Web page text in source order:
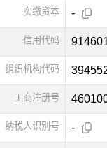
实缴资本 -
信用代码
组织机构代码
工商注册号
纳税人识别号 -